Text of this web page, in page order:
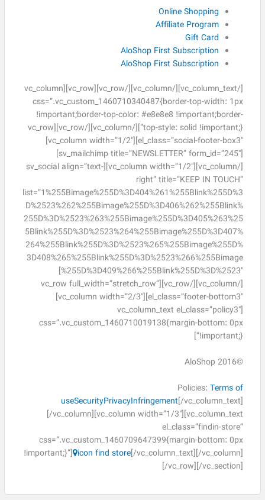
Online Shopping
Affiliate Program
Gift Card
AloShop First Subscription
AloShop First Subscription
[/vc_column_text][/vc_column][/vc_row][vc_row][vc_column
css=”.vc_custom_1460710340487{border-top-width: 1px
!important;border-top-color: #e8e8e8 !important;border-
top-style: solid !important;}”][/vc_column][/vc_row][vc_row
el_class=”social-footer-box3″][vc_column width=”1/2″]
[sv_mailchimp title=”NEWSLETTER” form_id=”245″]
[/vc_column][vc_column width=”1/2″][sv_social align=”text-
right” title=”KEEP IN TOUCH”
list=”1%255Bimage%255D%3D404%261%255Blink%255D%3
D%2523%262%255Bimage%255D%3D406%262%255Blink%
255D%3D%2523%263%255Bimage%255D%3D405%263%25
5Blink%255D%3D%2523%264%255Bimage%255D%3D407%
264%255Blink%255D%3D%2523%265%255Bimage%255D%
3D408%265%255Blink%255D%3D%2523%266%255Bimage
%255D%3D409%266%255Blink%255D%3D%2523″]
[/vc_column][/vc_row][vc_row full_width=”stretch_row”
el_class=”footer-bottom3″][vc_column width=”2/3″]
[vc_column_text el_class=”policy3″
css=”.vc_custom_1460710019138{margin-bottom: 0px
!important;}”]
©2016 AloShop
Policies: Terms of
useSecurityPrivacyInfringement[/vc_column_text]
[/vc_column][vc_column width=”1/3″][vc_column_text
el_class=”findin-store”
css=”.vc_custom_1460709647399{margin-bottom: 0px
!important;}”] icon find store[/vc_column_text][/vc_column]
[/vc_row][/vc_section]